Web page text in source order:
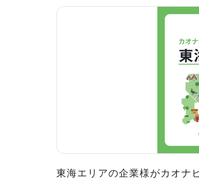
東海エリアの企業様がカオナ